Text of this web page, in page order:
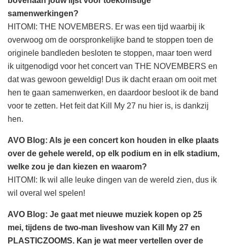
samenwerkingen?
HITOMI: THE NOVEMBERS. Er was een tijd waarbij ik
overwoog om de oorspronkelijke band te stoppen toen de
originele bandleden besloten te stoppen, maar toen werd
ik uitgenodigd voor het concert van THE NOVEMBERS en
dat was gewoon geweldig! Dus ik dacht eraan om ooit met
hen te gaan samenwerken, en daardoor besloot ik de band
voor te zetten. Het feit dat Kill My 27 nu hier is, is dankzij
hen.
AVO Blog: Als je een concert kon houden in elke plaats
over de gehele wereld, op elk podium en in elk stadium,
welke zou je dan kiezen en waarom?
HITOMI: Ik wil alle leuke dingen van de wereld zien, dus ik
wil overal wel spelen!
AVO Blog: Je gaat met nieuwe muziek kopen op 25
mei, tijdens de two-man liveshow van Kill My 27 en
PLASTICZOOMS. Kan je wat meer vertellen over de